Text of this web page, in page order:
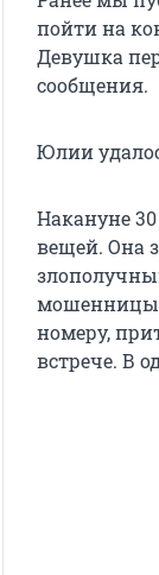
пойти на
Девушка
сообщения.
Юлии
Накануне
вещей. Она
мошенницы.
номеру,
встрече. В